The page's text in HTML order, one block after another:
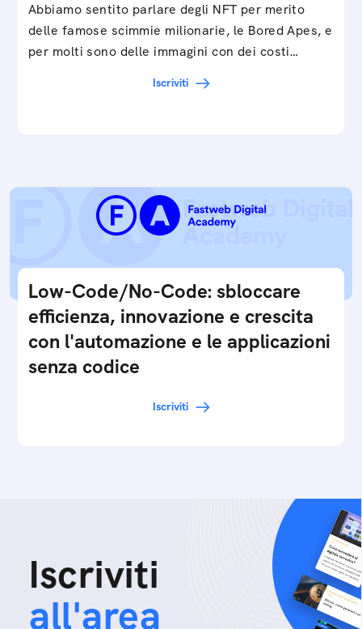
Abbiamo sentito parlare degli NFT per merito
delle famose scimmie milionarie, le Bored Apes, e
per molti sono delle immagini con dei costi…
Iscriviti
Low-Code/No-Code: sbloccare
efficienza, innovazione e crescita
con l'automazione e le applicazioni
senza codice
Iscriviti
Iscriviti
all'area